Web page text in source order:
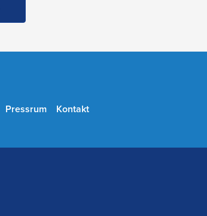
Pressrum Kontakt